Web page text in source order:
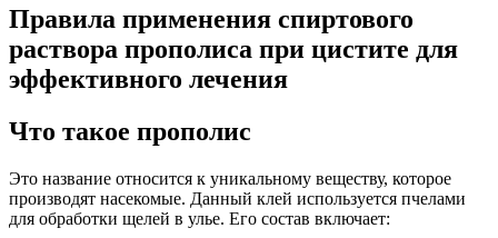
Правила применения спиртового
раствора прополиса при цистите для
эффективного лечения
Что такое прополис
Это название относится к уникальному веществу, которое
производят насекомые. Данный клей используется пчелами
для обработки щелей в улье. Его состав включает: